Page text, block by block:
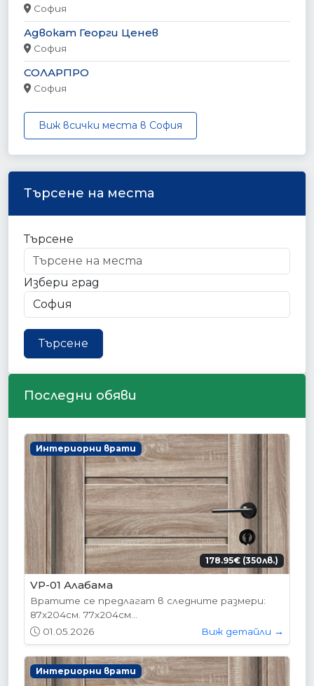
София
Адвокат Георги Ценев
София
СОЛАРПРО
София
Виж всички места в София
Търсене на места
Търсене
Избери град
Търсене
Последни обяви
Интериорни врати
178.95€ (350лв.)
VP-01 Алабама
Вратите се предлагат в следните размери:
87х204см. 77х204см...
01.05.2026
Виж детайли →
Интериорни врати